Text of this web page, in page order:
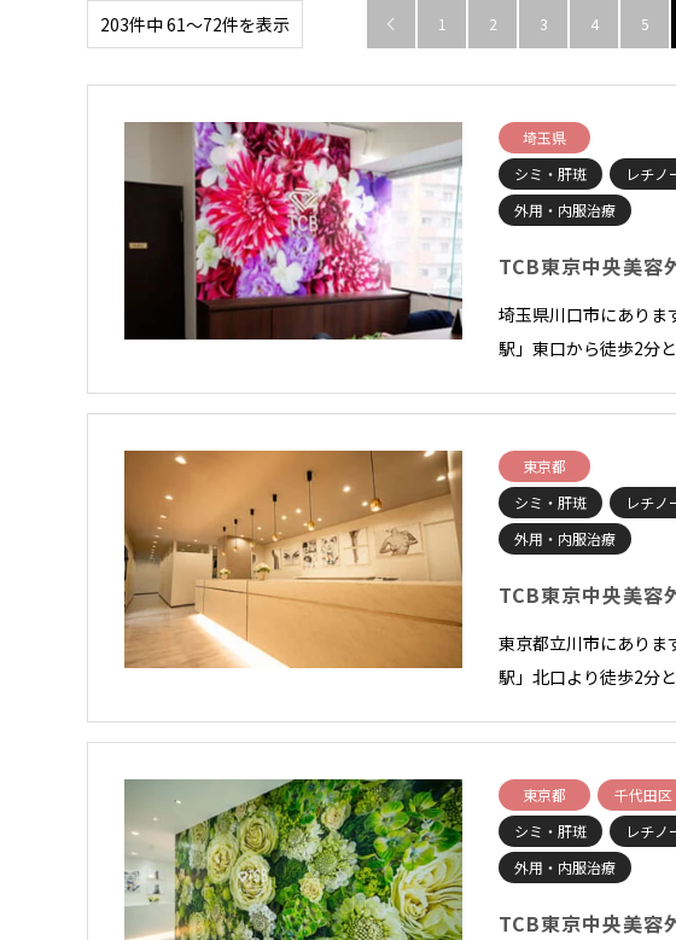
203件中 61〜72件を表示  1 2 3 4 5
埼玉県
シミ・肝斑
レチノ
外用・内服治療
TCB東京中央美容
埼玉県川口市にありま
駅」東口から徒歩2分
東京都
シミ・肝斑
レチノ
外用・内服治療
TCB東京中央美容
東京都立川市にありま
駅」北口より徒歩2分
東京都
千代田区
シミ・肝斑
レチノ
外用・内服治療
TCB東京中央美容